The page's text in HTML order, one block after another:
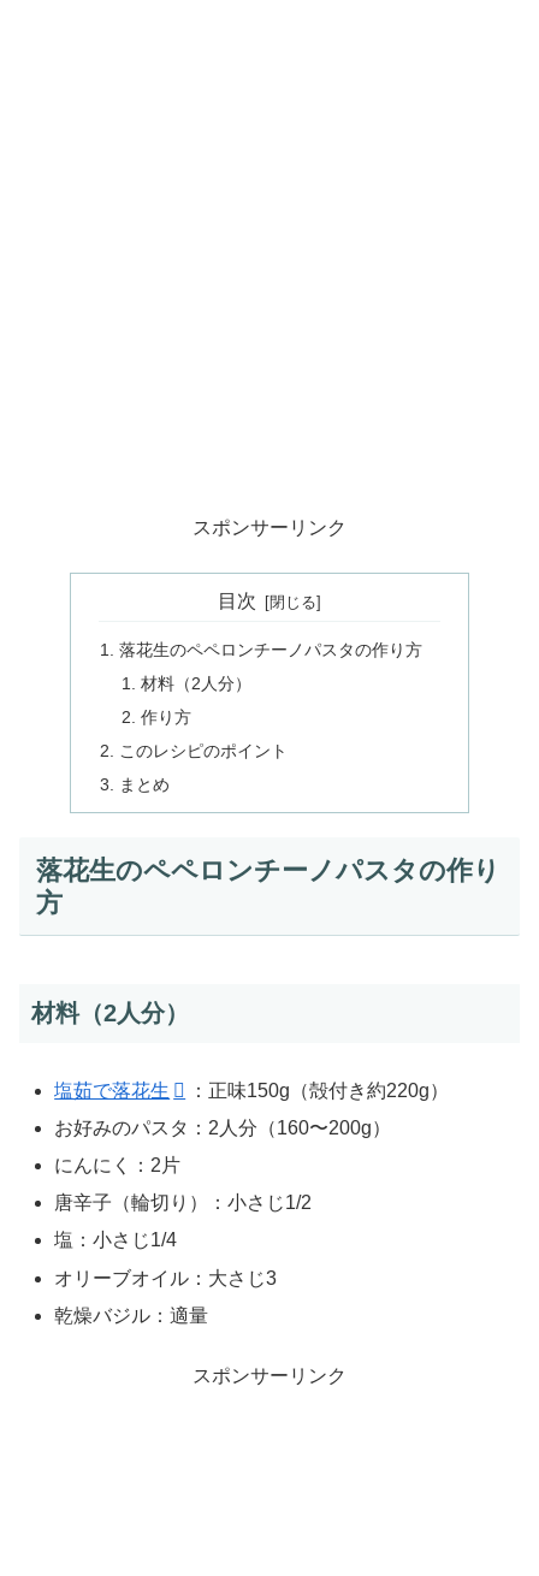
スポンサーリンク
目次
落花生のペペロンチーノパスタの作り方
材料（2人分）
作り方
このレシピのポイント
まとめ
落花生のペペロンチーノパスタの作り
方
材料（2人分）
塩茹で落花生
：正味150g（殻付き約220g）
お好みのパスタ：2人分（160〜200g）
にんにく：2片
唐辛子（輪切り）：小さじ1/2
塩：小さじ1/4
オリーブオイル：大さじ3
乾燥バジル：適量
スポンサーリンク